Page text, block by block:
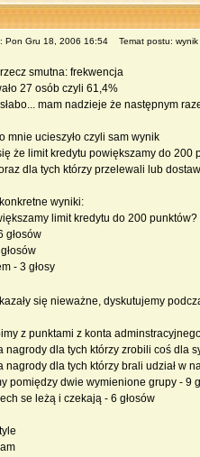
Pon Gru 18, 2006 16:54 Temat postu: wynik
smutna: frekwencja
27 osób czyli 61,4%
mam nadzieje że następnym
mnie ucieszyło czyli sam wynik
że limit kredytu powiększamy do
dla tych którzy przelewali lub
wyniki:
limit kredytu do 200 punktów?
głosów
- 3 głosy
się nieważne, dyskutujemy
z punktami z konta
nagrody dla tych którzy zrobili coś dla
nagrody dla tych którzy brali udział w
pomiędzy dwie wymienione grupy - 9
se leżą i czekają - 6 głosów